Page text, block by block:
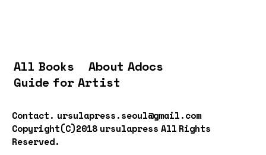
All Books
About Adocs
Guide for Artist
Contact. ursulapress.seoul@gmail.com
Copyright(C)2018 ursulapress All Rights
Reserved.